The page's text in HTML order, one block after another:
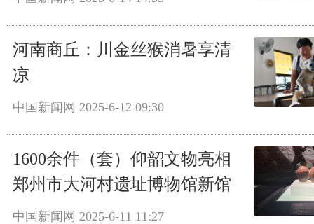
河南商丘：川金丝猴消暑享清
凉
中国新闻网 2025-6-12 09:30
1600余件（套）仰韶文物亮相
郑州市大河村遗址博物馆新馆
中国新闻网 2025-6-11 11:27